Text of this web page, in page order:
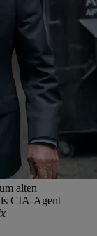
alten
CIA-Agent